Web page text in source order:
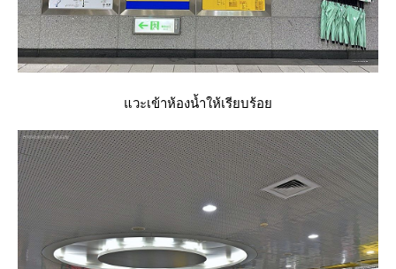
วะเข้าห้องน้ำให้เรียบร้อ